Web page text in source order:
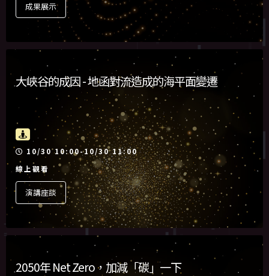
成果展示
大峽谷的成因 - 地函對流造成的海平面變遷
活動時間
10/30 10:00-10/30 11:00
線上觀看
演講座談
2050年 Net Zero，加減「碳」一下